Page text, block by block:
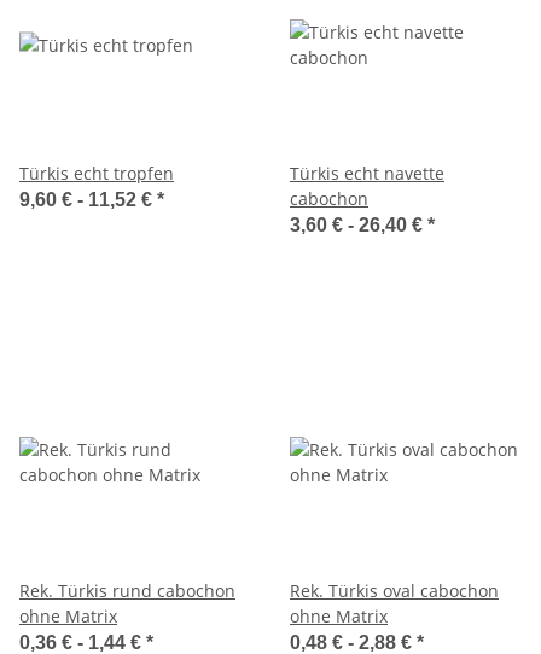
Türkis echt tropfen
9,60 € - 11,52 € *
Türkis echt navette
cabochon
3,60 € - 26,40 € *
Rek. Türkis rund cabochon
ohne Matrix
0,36 € - 1,44 € *
Rek. Türkis oval cabochon
ohne Matrix
0,48 € - 2,88 € *